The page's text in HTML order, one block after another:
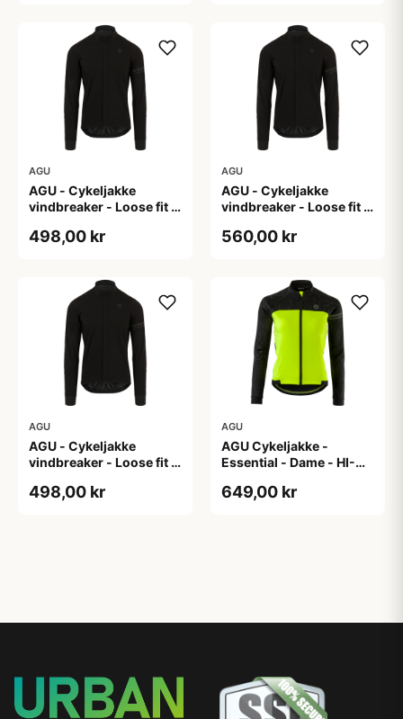
AGU
AGU - Cykeljakke
vindbreaker - Loose fit -
498,00 kr
AGU
AGU - Cykeljakke
vindbreaker - Loose fit -
560,00 kr
AGU
AGU - Cykeljakke
vindbreaker - Loose fit -
498,00 kr
AGU
AGU Cykeljakke -
Essential - Dame - HI-
649,00 kr